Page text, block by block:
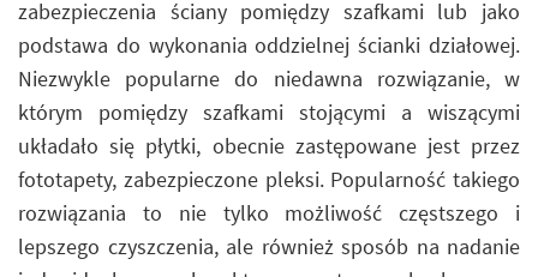
zabezpieczenia ściany pomiędzy szafkami lub jako
podstawa do wykonania oddzielnej ścianki działowej.
Niezwykle popularne do niedawna rozwiązanie, w
którym pomiędzy szafkami stojącymi a wiszącymi
układało się płytki, obecnie zastępowane jest przez
fototapety, zabezpieczone pleksi. Popularność takiego
rozwiązania to nie tylko możliwość częstszego i
lepszego czyszczenia, ale również sposób na nadanie